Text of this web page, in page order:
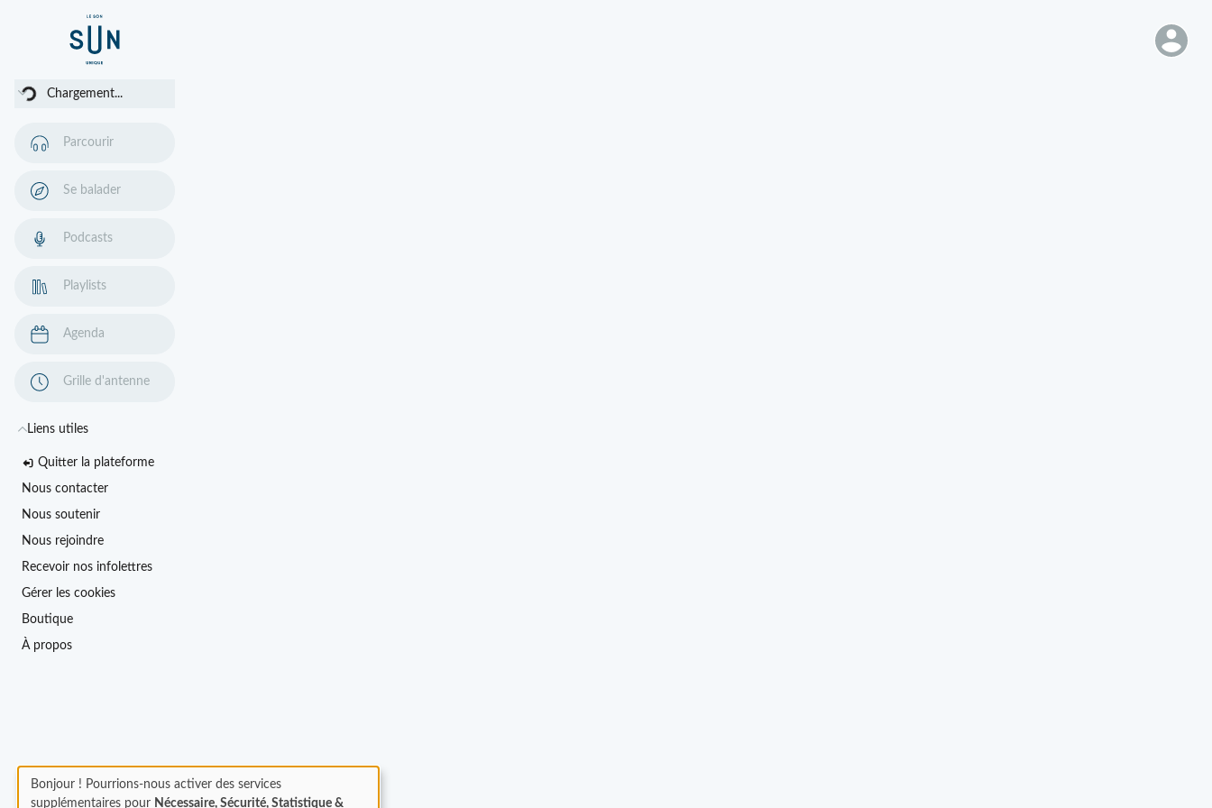
Chargement...
Parcourir
Se balader
Podcasts
Playlists
Agenda
Grille d'antenne
Liens utiles
Quitter la plateforme
Nous contacter
Nous soutenir
Nous rejoindre
Recevoir nos infolettres
Gérer les cookies
Boutique
À propos
Bonjour ! Pourrions-nous activer des services
supplémentaires pour Nécessaire, Sécurité, Statistique &